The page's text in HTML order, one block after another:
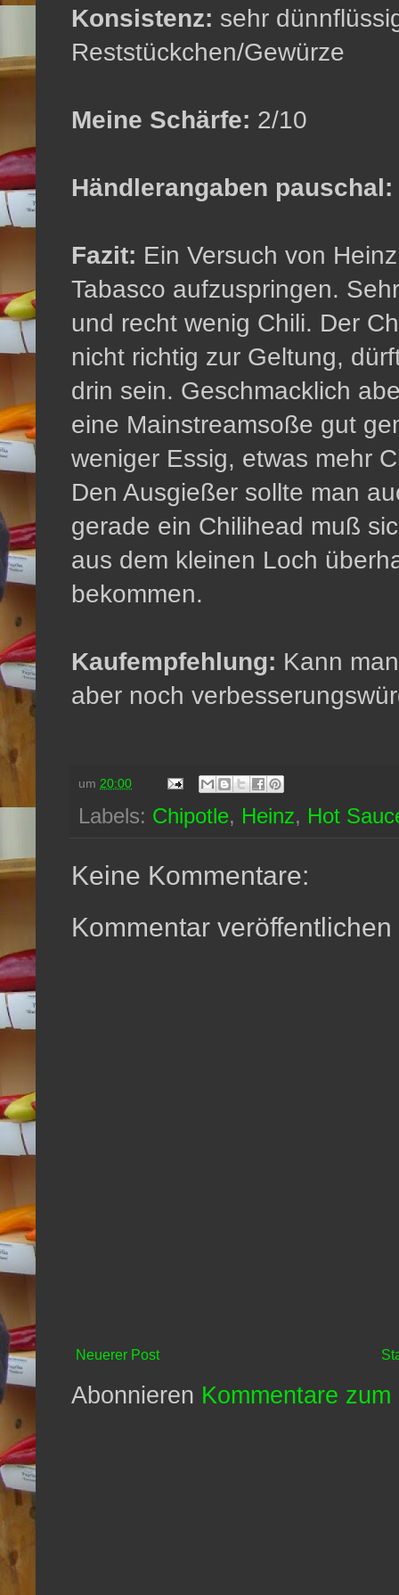
Konsistenz: sehr
Reststückchen/Gewürze
Meine Schärfe: 2/10
Händlerangaben pauschal:
Fazit: Ein Versuch von
Tabasco aufzuspringen.
und recht wenig Chili. Der
nicht richtig zur Geltung,
drin sein. Geschmacklich
eine Mainstreamsoße gut
weniger Essig, etwas mehr
Den Ausgießer sollte man
gerade ein Chilihead muß
aus dem kleinen Loch
bekommen.
Kaufempfehlung: Kann
aber noch
um 20:00
Labels: Chipotle, Heinz, Hot
Keine Kommentare:
Kommentar veröffentlichen
Neuerer Post
Abonnieren Kommentare